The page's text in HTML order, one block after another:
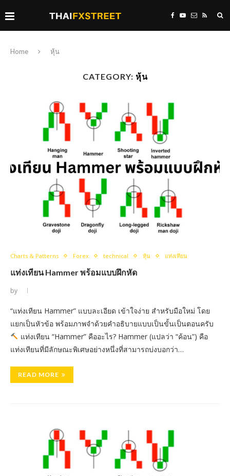
Home หุ้น
CATEGORY: หุ้น
Charts & Patterns Forex technical หุ้น แท่งเทียน
แท่งเทียน Hammer พร้อมแบบฝึกหัด
by
“แท่งเทียน Hammer” แบบละเอียด เข้าใจง่าย สำหรับมือใหม่ โดย
แยกเป็นหัวข้อ พร้อมภาพจำด้วยคำอธิบายแบบเป็นขั้นเป็นตอนครับ
แท่งเทียน “Hammer” คืออะไร? Hammer (แปลว่า “ค้อน”) คือ
แท่งเทียนที่มีลักษณะพิเศษอย่างหนึ่งที่สามารถบ่งบอกว่า…
READ MORE